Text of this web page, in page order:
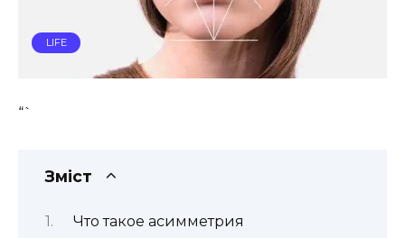
LIFE
“`
Зміст
Что такое асимметрия